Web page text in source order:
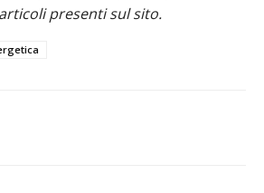
presenti sul sito.